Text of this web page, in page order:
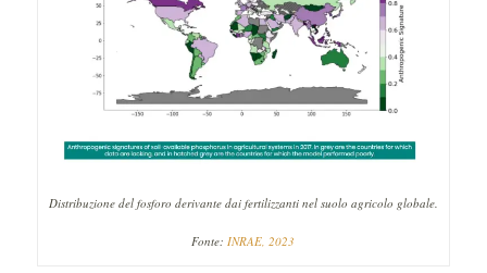
Distribuzione del fosforo derivante dai fertilizzanti nel suolo agricolo globale.
Fonte: INRAE, 2023